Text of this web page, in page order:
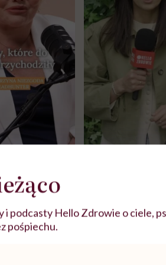
o
u
na rynku
ekspercki
w
podcasty Hello Zdrowie o ciele,
pośpiechu.